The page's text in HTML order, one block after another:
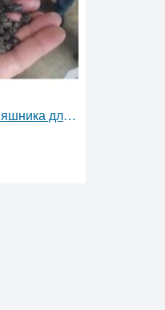
Пелети з лушпиння соняшника для підприємств